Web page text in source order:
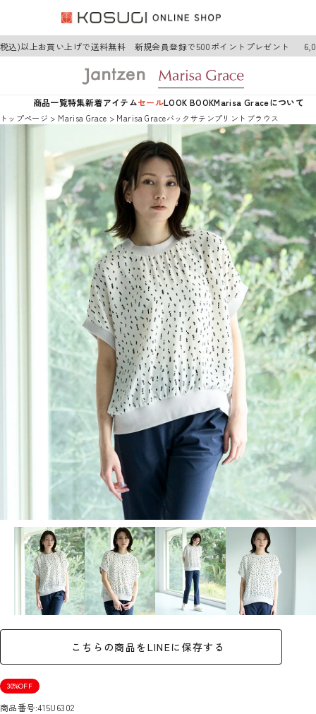
)以上お買い上げで送料無料 新規会員登録で500ポイントプレゼント
商品一覧特集新着アイテムセールLOOK BOOKMarisa Graceについて
トップページ Marisa Grace Marisa Graceバックサテンプリントブラウス
こちらの商品をLINEに保存する
30%OFF
商品番号 415U6302